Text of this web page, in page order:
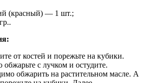
(красный) — 1 шт.;
от костей и порежьте на кубики.
с лучком и остудите.
обжарить на растительном масле. А